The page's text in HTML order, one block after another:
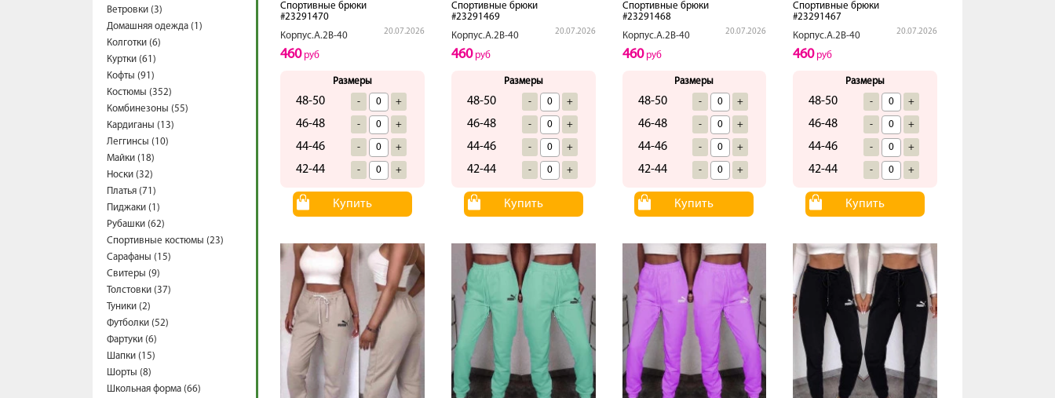
Ветровки (3)
Домашняя одежда (1)
Колготки (6)
Куртки (61)
Кофты (91)
Костюмы (352)
Комбинезоны (55)
Кардиганы (13)
Леггинсы (10)
Майки (18)
Носки (32)
Платья (71)
Пиджаки (1)
Рубашки (62)
Спортивные костюмы (23)
Сарафаны (15)
Свитеры (9)
Толстовки (37)
Туники (2)
Футболки (52)
Фартуки (6)
Шапки (15)
Шорты (8)
Школьная форма (66)
Спортивные брюки
#23291470
Корпус.А.2В-40
20.07.2026
460руб
Размеры
48-50 - +
46-48 - +
44-46 - +
42-44 - +
Купить
Спортивные брюки
#23291469
Корпус.А.2В-40
20.07.2026
460руб
Размеры
48-50 - +
46-48 - +
44-46 - +
42-44 - +
Купить
Спортивные брюки
#23291468
Корпус.А.2В-40
20.07.2026
460руб
Размеры
48-50 - +
46-48 - +
44-46 - +
42-44 - +
Купить
Спортивные брюки
#23291467
Корпус.А.2В-40
20.07.2026
460руб
Размеры
48-50 - +
46-48 - +
44-46 - +
42-44 - +
Купить